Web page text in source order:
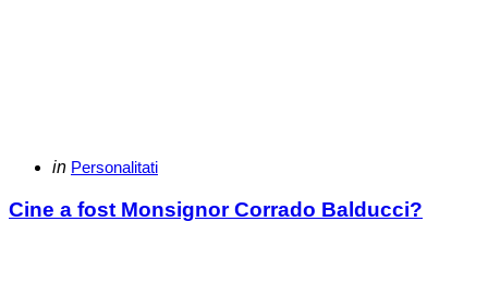
Categories
Posted
in Personalitati
Cine a fost Monsignor Corrado Balducci?